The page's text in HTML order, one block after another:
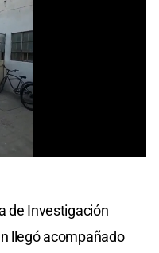
de Investigación
llegó acompañado